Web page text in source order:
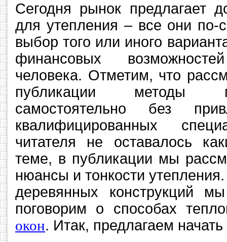
Сегодня рынок предлагает
для утепления – все они
выбор того или иного
финансовых
человека. Отметим, что
публикации методы
самостоятельно без
квалифицированных
читателя не оставалось
теме, в публикации мы
нюансы и тонкости
деревянных конструкций
поговорим о способах
окон. Итак, предлагаем